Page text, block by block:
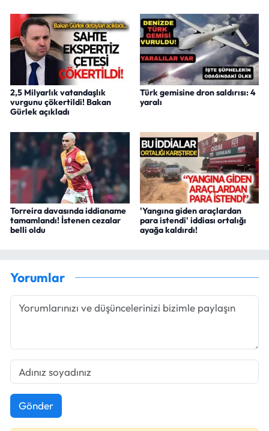
2,5 Milyarlık vatandaşlık
vurgunu çökertildi! Bakan
Gürlek açıkladı
Türk gemisine dron saldırısı: 4
yaralı
Torreira davasında iddianame
tamamlandı! İstenen cezalar
belli oldu
'Yangına giden araçlardan
para istendi' iddiası ortalığı
ayağa kaldırdı!
Yorumlar
Gönder